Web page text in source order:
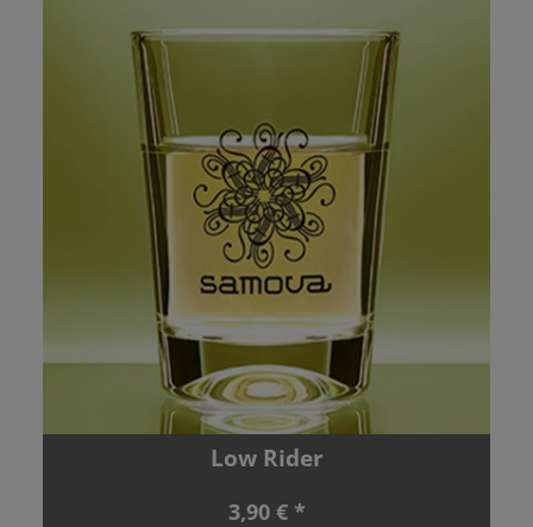
Low Rider
3,90 € *